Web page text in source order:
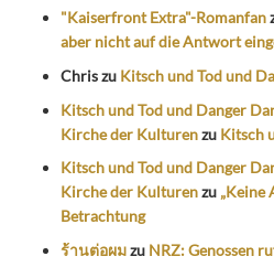
"Kaiserfront Extra"-Romanfan
aber nicht auf die Antwort
Chriszu Kitsch und Tod und
Kitsch und Tod und Danger
Kirche der Kulturenzu Kitsch
Kitsch und Tod und Danger
Kirche der Kulturenzu „Keine
Betrachtung
ร้านต่อผมzu NRZ: Genossen